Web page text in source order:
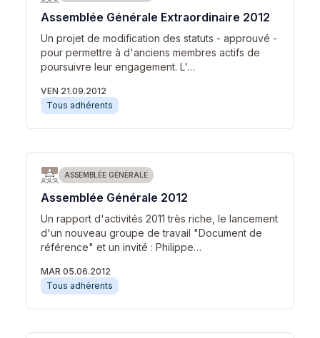
Assemblée Générale Extraordinaire 2012
Un projet de modification des statuts - approuvé -
pour permettre à d'anciens membres actifs de
poursuivre leur engagement. L'…
VEN 21.09.2012
Tous adhérents
ASSEMBLÉE GÉNÉRALE
Assemblée Générale 2012
Un rapport d'activités 2011 très riche, le lancement
d'un nouveau groupe de travail "Document de
référence" et un invité : Philippe…
MAR 05.06.2012
Tous adhérents